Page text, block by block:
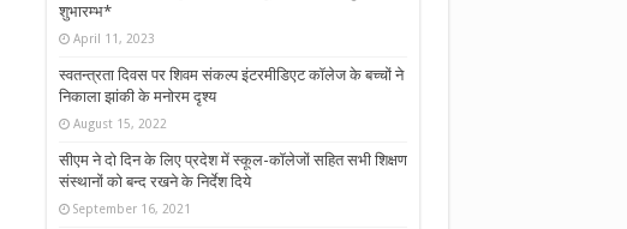
शुभारम्भ*
April 11, 2023
स्वतन्त्रता दिवस पर शिवम संकल्प इंटरमीडिएट कॉलेज के बच्चों ने
निकाला झांकी के मनोरम दृश्य
August 15, 2022
सीएम ने दो दिन के लिए प्रदेश में स्कूल-कॉलेजों सहित सभी शिक्षण
संस्थानों को बन्द रखने के निर्देश दिये
September 16, 2021